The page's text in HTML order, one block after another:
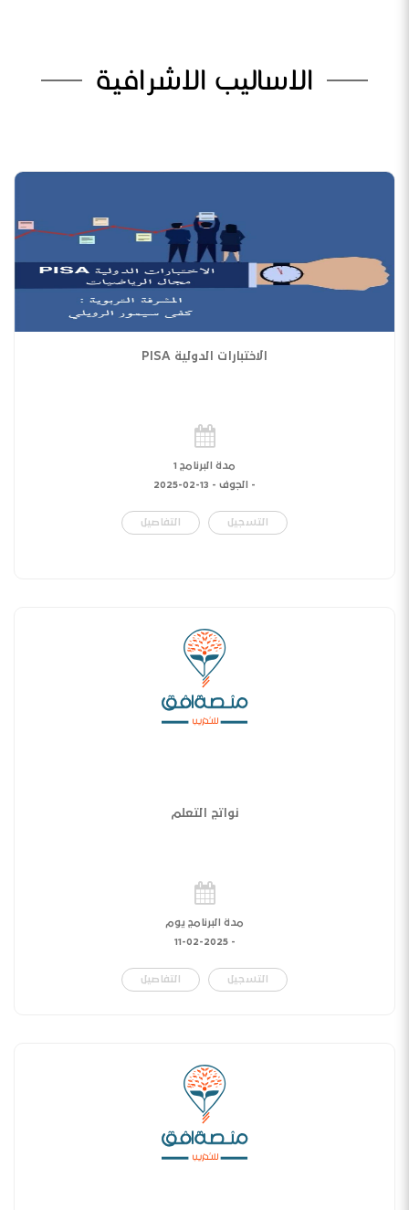
الاساليب الاشرافية
الاختبارات الدولية PISA
مدة البرنامج 1
- الجوف - 13-02-2025
التسجيل التفاصيل
نواتج التعلم
مدة البرنامج يوم
-
11-02-2025
التسجيل التفاصيل